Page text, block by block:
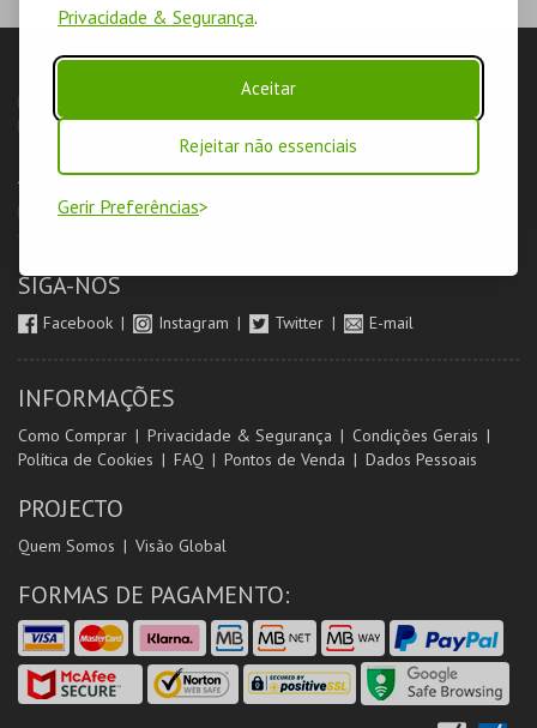
Privacidade & Segurança.
Aceitar
Rejeitar não essenciais
Gerir Preferências
LOJA
Pesquisar Carrinho de compras Eventos
Livro de Reclamações
AUTENTICAÇÃO
Login & Registo de Clientes
SIGA-NOS
Facebook Instagram Twitter E-mail
INFORMAÇÕES
Como Comprar Privacidade & Segurança
Condições Gerais
Política de Cookies
FAQ Pontos de Venda Dados Pessoais
PROJECTO
Quem Somos Visão Global
FORMAS DE PAGAMENTO: